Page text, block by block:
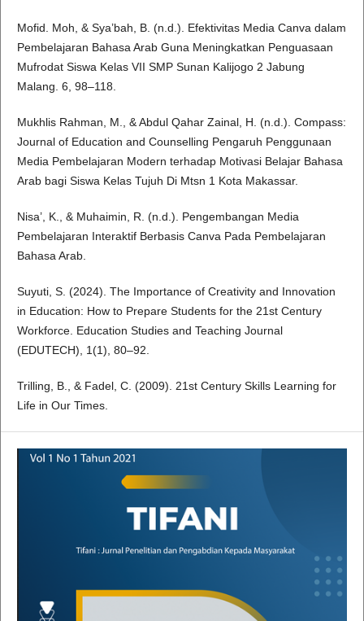
Mofid. Moh, & Sya’bah, B. (n.d.). Efektivitas Media Canva dalam
Pembelajaran Bahasa Arab Guna Meningkatkan Penguasaan
Mufrodat Siswa Kelas VII SMP Sunan Kalijogo 2 Jabung
Malang. 6, 98–118.
Mukhlis Rahman, M., & Abdul Qahar Zainal, H. (n.d.). Compass:
Journal of Education and Counselling Pengaruh Penggunaan
Media Pembelajaran Modern terhadap Motivasi Belajar Bahasa
Arab bagi Siswa Kelas Tujuh Di Mtsn 1 Kota Makassar.
Nisa’, K., & Muhaimin, R. (n.d.). Pengembangan Media
Pembelajaran Interaktif Berbasis Canva Pada Pembelajaran
Bahasa Arab.
Suyuti, S. (2024). The Importance of Creativity and Innovation
in Education: How to Prepare Students for the 21st Century
Workforce. Education Studies and Teaching Journal
(EDUTECH), 1(1), 80–92.
Trilling, B., & Fadel, C. (2009). 21st Century Skills Learning for
Life in Our Times.